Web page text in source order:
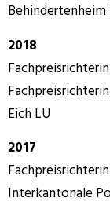
2018
Eich LU
2017
Interkantonale